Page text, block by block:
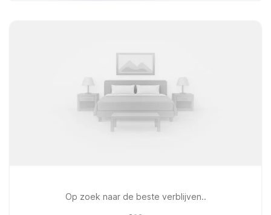
Op zoek naar de beste verblijven..